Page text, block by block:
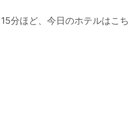
分ほど、今日のホテルはこち